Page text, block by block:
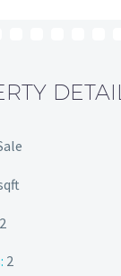
DETAIL
2
: 2